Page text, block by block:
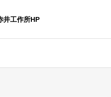
井工作所HP